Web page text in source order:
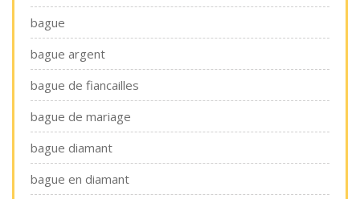
bague
bague argent
bague de fiancailles
bague de mariage
bague diamant
bague en diamant